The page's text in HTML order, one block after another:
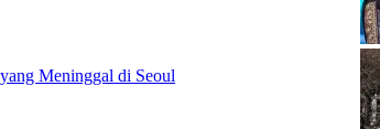
Meninggal di Seoul